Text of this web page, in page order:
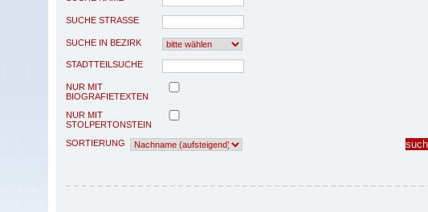
SUCHE STRASSE
SUCHE IN BEZIRK
STADTTEILSUCHE
NUR MIT
BIOGRAFIETEXTEN
NUR MIT
STOLPERTONSTEIN
SORTIERUNG